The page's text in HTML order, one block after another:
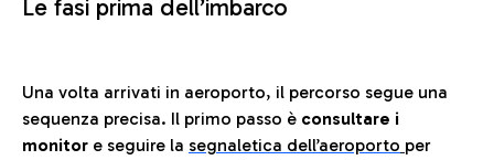
Le fasi prima dell’imbarco
Una volta arrivati in aeroporto, il percorso segue una
sequenza precisa. Il primo passo è consultare i
monitor e seguire la segnaletica dell’aeroporto per